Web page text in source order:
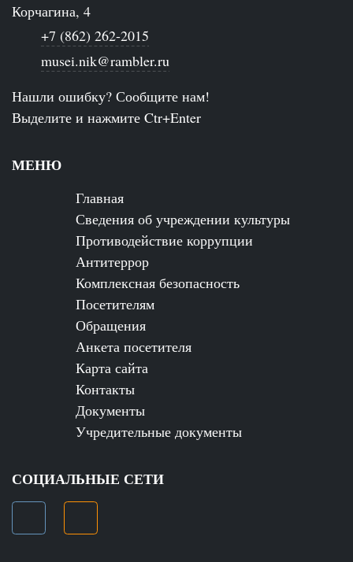
Корчагина, 4
+7 (862) 262-2015
musei.nik@rambler.ru
Нашли ошибку? Сообщите нам!
Выделите и нажмите Ctr+Enter
МЕНЮ
Главная
Сведения об учреждении культуры
Противодействие коррупции
Антитеррор
Комплексная безопасность
Посетителям
Обращения
Анкета посетителя
Карта сайта
Контакты
Документы
Учредительные документы
СОЦИАЛЬНЫЕ СЕТИ